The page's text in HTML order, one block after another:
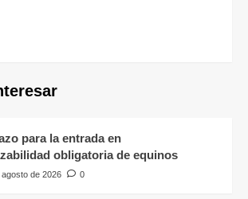
para la entrada en
obligatoria de equinos
agosto de 2026 0